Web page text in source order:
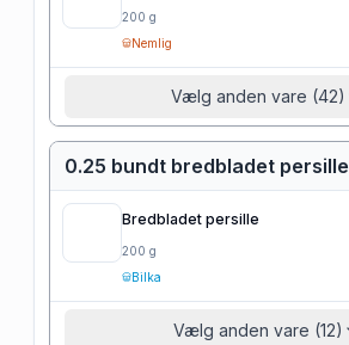
200 g
Nemlig
Vælg anden vare (42)
0.25 bundt bredbladet persille
Bredbladet persille
200 g
Bilka
Vælg anden vare (12)